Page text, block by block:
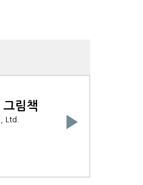
림책
Ltd. ▶